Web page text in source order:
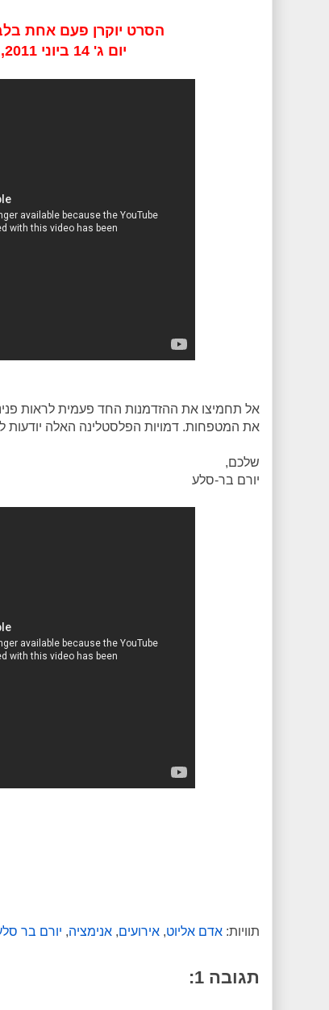
הסרט יוקרן פעם אחת
יום ג' 14 ביוני 2011, שעה 20:30.
אל תחמיצו את ההזדמנות החד פעמית לראות
את המטפחות. דמויות הפלסטלינה האלה יודעות
שלכם,
יורם בר-סלע
תוויות: אדם אליוט, אירועים, אנימציה, יורם בר
תגובה 1: